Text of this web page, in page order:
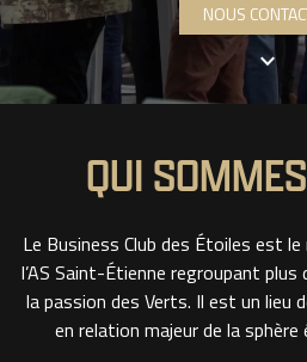
NOUS
keyboard_arrow_down
QUI
Le Business Club des Étoiles est
l’AS Saint-Étienne regroupant
la passion des Verts. Il est un lieu
en relation majeur de la sphère